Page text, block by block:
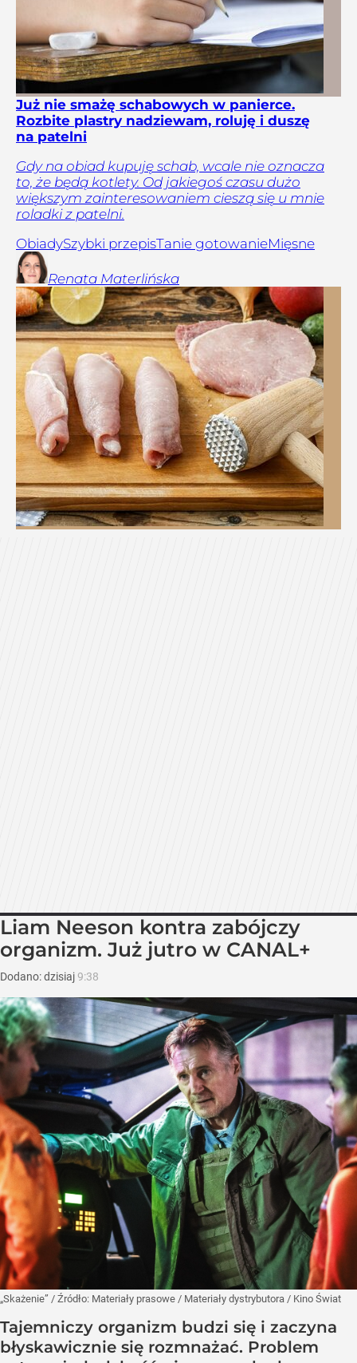
Już nie smażę schabowych w panierce.
Rozbite plastry nadziewam, roluję i duszę
na patelni
Gdy na obiad kupuję schab, wcale nie oznacza
to, że będą kotlety. Od jakiegoś czasu dużo
większym zainteresowaniem cieszą się u mnie
roladki z patelni.
ObiadySzybki przepisTanie gotowanieMięsne
Renata Materlińska
Liam Neeson kontra zabójczy
organizm. Już jutro w CANAL+
Dodano:dzisiaj 9:38
„Skażenie” / Źródło: Materiały prasowe / Materiały dystrybutora / Kino Świat
Tajemniczy organizm budzi się i zaczyna
błyskawicznie się rozmnażać. Problem